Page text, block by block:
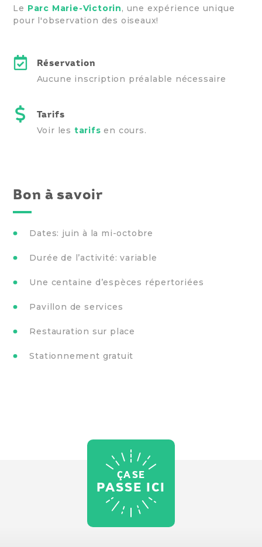
Le Parc Marie-Victorin, une expérience unique
pour l'observation des oiseaux!
Réservation
Aucune inscription préalable nécessaire
Tarifs
Voir les tarifs en cours.
Bon à savoir
Dates: juin à la mi-octobre
Durée de l’activité: variable
Une centaine d’espèces répertoriées
Pavillon de services
Restauration sur place
Stationnement gratuit
ÇA SE
PASSE ICI